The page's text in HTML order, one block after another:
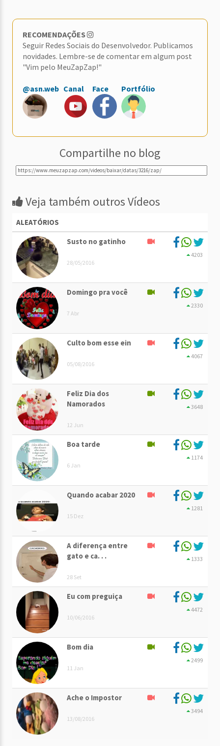
RECOMENDAÇÕES
Seguir Redes Sociais do Desenvolvedor. Publicamos
novidades. Lembre-se de comentar em algum post
"Vim pelo MeuZapZap!"
@asn.web Canal Face Portfólio
Compartilhe no blog
Veja também outros Vídeos
ALEATÓRIOS
Susto no gatinho
28/05/2016
4203
Domingo pra você
7 Abr
2330
Culto bom esse ein
05/08/2016
4067
Feliz Dia dos
Namorados
12 Jun
3648
Boa tarde
6 Jan
1174
Quando acabar 2020
15 Dez
1281
A diferença entre
gato e ca. . .
28 Set
1333
Eu com preguiça
10/06/2016
4472
Bom dia
11 Jan
2499
Ache o Impostor
13/08/2016
3494